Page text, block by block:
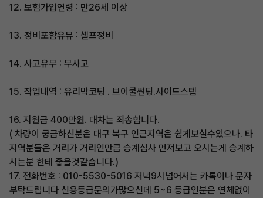
12. 보험가입연령 : 만26세 이상
13. 정비포함유뮤 : 셀프정비
14. 사고유무 : 무사고
15. 작업내역 : 유리막코팅 . 브이쿨썬팅.사이드스텝
16. 지원금 400만원. 대차는 죄송합니다.
​( 차량이 궁금하신분은 대구 북구 인근지역은 쉽게보실수있으나. 타
지역분들은 거리가 거리인만큼 승계심사 먼저보고 오시는게 승계하
시는분 한테 좋을것같습니다.)
17. 전화번호 : 010-5530-5016 저녁9시넘어서는 카톡이나 문자
부탁드립니다​ 신용등급문의가많으신데 5~6 등급인분은 연체없이